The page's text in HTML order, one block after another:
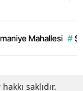
Mahallesi #
saklıdır.